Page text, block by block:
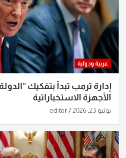
عربية ودولية
إدارة ترمب تبدأ بتفكيك
الأجهزة الاستخباراتية
يونيو 23, 2026 editor